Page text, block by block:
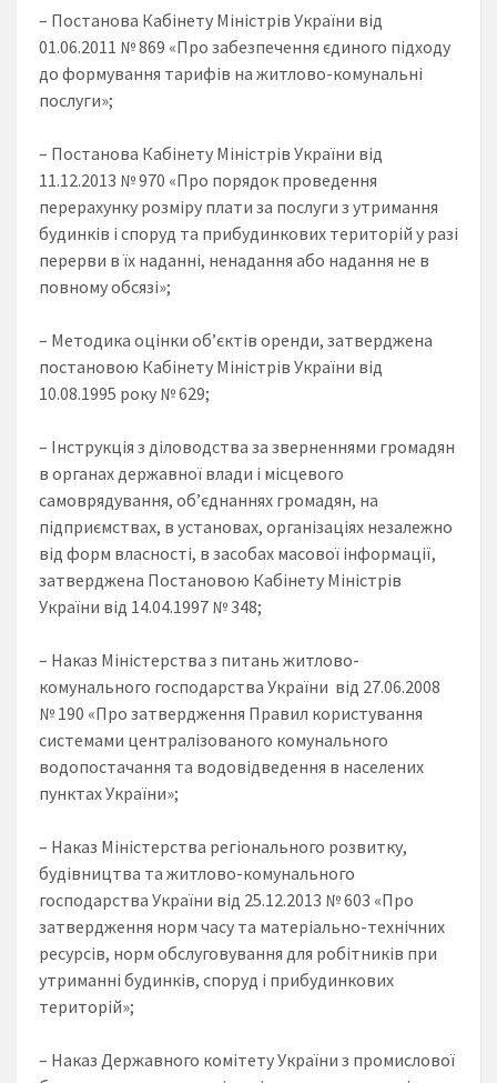
– Постанова Кабінету Міністрів України від
01.06.2011 № 869 «Про забезпечення єдиного підходу
до формування тарифів на житлово-комунальні
послуги»;
– Постанова Кабінету Міністрів України від
11.12.2013 № 970 «Про порядок проведення
перерахунку розміру плати за послуги з утримання
будинків і споруд та прибудинкових територій у разі
перерви в їх наданні, ненадання або надання не в
повному обсязі»;
– Методика оцінки об’єктів оренди, затверджена
постановою Кабінету Міністрів України від
10.08.1995 року № 629;
– Інструкція з діловодства за зверненнями громадян
в органах державної влади і місцевого
самоврядування, об’єднаннях громадян, на
підприємствах, в установах, організаціях незалежно
від форм власності, в засобах масової інформації,
затверджена Постановою Кабінету Міністрів
України від 14.04.1997 № 348;
– Наказ Міністерства з питань житлово-
комунального господарства України від 27.06.2008
№ 190 «Про затвердження Правил користування
системами централізованого комунального
водопостачання та водовідведення в населених
пунктах України»;
– Наказ Міністерства регіонального розвитку,
будівництва та житлово-комунального
господарства України від 25.12.2013 № 603 «Про
затвердження норм часу та матеріально-технічних
ресурсів, норм обслуговування для робітників при
утриманні будинків, споруд і прибудинкових
територій»;
– Наказ Державного комітету України з промислової